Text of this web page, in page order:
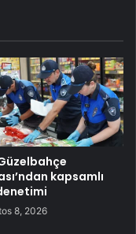
kapsamlı
8, 2026